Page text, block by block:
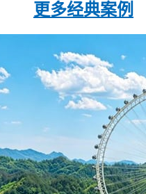
更多经典案例